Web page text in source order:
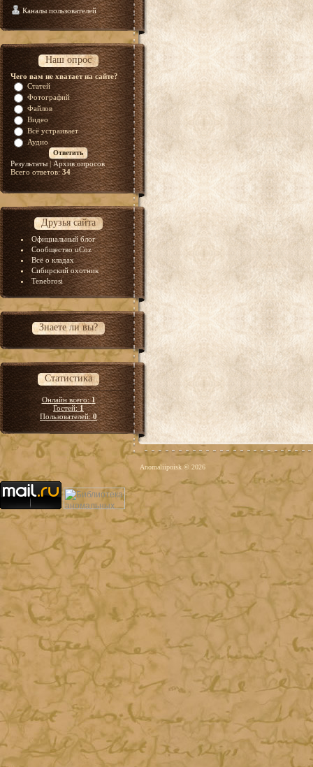
Каналы пользователей
Наш опрос
Чего вам не хватает на сайте?
Статей
Фотографий
Файлов
Видео
Всё устраивает
Аудио
Результаты|Архив опросов
Всего ответов:34
Друзья сайта
Официальный блог
Сообщество uCoz
Всё о кладах
Сибирский охотник
Tenebrosi
Знаете ли вы?
Статистика
Онлайн всего:1
Гостей:1
Пользователей:0
Anomaliipoisk © 2026